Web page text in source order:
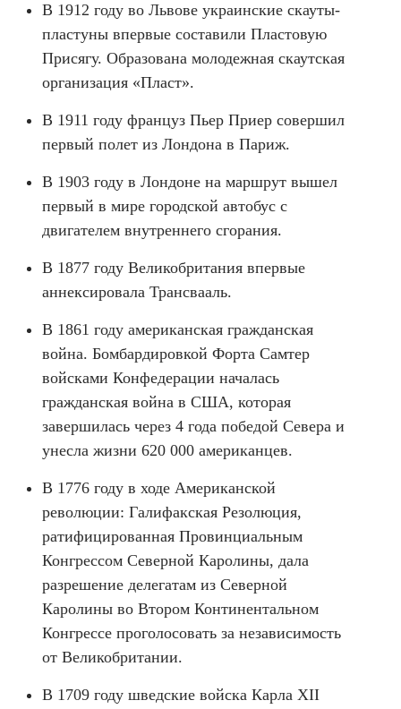
В 1912 году во Львове украинские скауты-
пластуны впервые составили Пластовую
Присягу. Образована молодежная скаутская
организация «Пласт».
В 1911 году француз Пьер Приер совершил
первый полет из Лондона в Париж.
В 1903 году в Лондоне на маршрут вышел
первый в мире городской автобус с
двигателем внутреннего сгорания.
В 1877 году Великобритания впервые
аннексировала Трансвааль.
В 1861 году американская гражданская
война. Бомбардировкой Форта Самтер
войсками Конфедерации началась
гражданская война в США, которая
завершилась через 4 года победой Севера и
унесла жизни 620 000 американцев.
В 1776 году в ходе Американской
революции: Галифакская Резолюция,
ратифицированная Провинциальным
Конгрессом Северной Каролины, дала
разрешение делегатам из Северной
Каролины во Втором Континентальном
Конгрессе проголосовать за независимость
от Великобритании.
В 1709 году шведские войска Карла XII